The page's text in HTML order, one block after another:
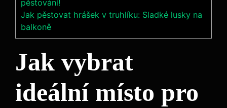
pěstování!
Jak pěstovat hrášek v truhlíku: Sladké lusky na
balkoně
Jak vybrat
ideální místo pro